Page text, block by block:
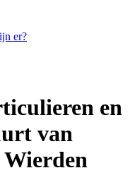
er?
en
van